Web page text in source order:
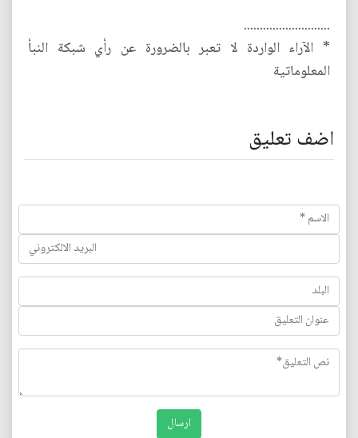
...........................
* الآراء الواردة لا تعبر بالضرورة عن رأي شبكة النبأ
المعلوماتية
اضف تعليق